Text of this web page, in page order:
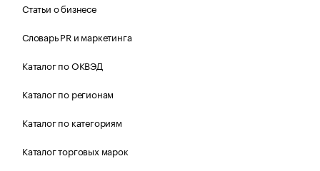
Статьи о бизнесе
Словарь PR и маркетинга
Каталог по ОКВЭД
Каталог по регионам
Каталог по категориям
Каталог торговых марок